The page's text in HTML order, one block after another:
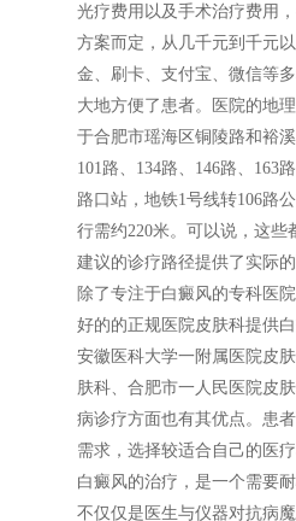
光疗费用以及手术治疗费用
方案而定，从几千元到千元
金、刷卡、支付宝、微信等
大地方便了患者。医院的地
于合肥市瑶海区铜陵路和裕
101路、134路、146路、163
路口站，地铁1号线转106路
行需约220米。可以说，这些
建议的诊疗路径提供了实际的
除了专注于白癜风的专科医
好的的正规医院皮肤科提供
安徽医科大学一附属医院皮
肤科、合肥市一人民医院皮
病诊疗方面也有其优点。患
需求，选择较适合自己的医疗
白癜风的治疗，是一个需要
不仅仅是医生与仪器对抗病